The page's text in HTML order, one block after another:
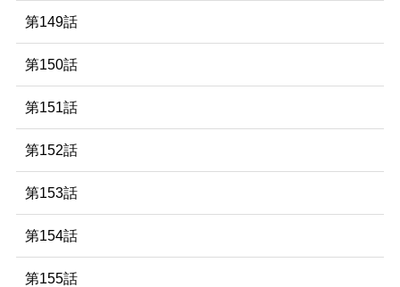
第149話
第150話
第151話
第152話
第153話
第154話
第155話